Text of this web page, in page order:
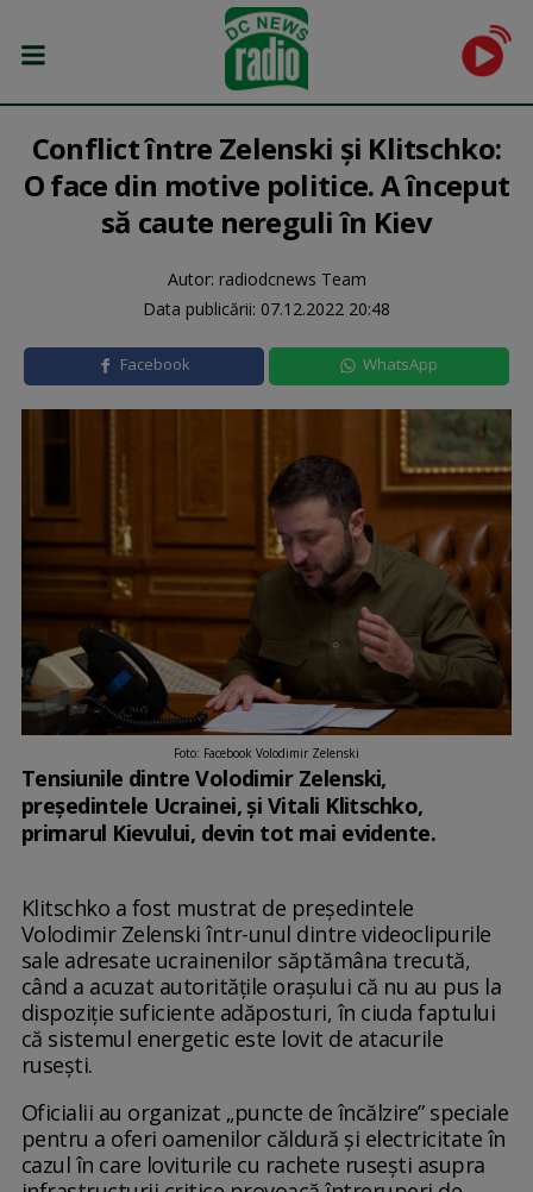
Conflict între Zelenski și Klitschko:
O face din motive politice. A început
să caute nereguli în Kiev
Autor: radiodcnews Team
Data publicării: 07.12.2022 20:48
Facebook WhatsApp
Foto: Facebook Volodimir Zelenski
Tensiunile dintre Volodimir Zelenski,
președintele Ucrainei, și Vitali Klitschko,
primarul Kievului, devin tot mai evidente.
Klitschko a fost mustrat de președintele
Volodimir Zelenski într-unul dintre videoclipurile
sale adresate ucrainenilor săptămâna trecută,
când a acuzat autoritățile orașului că nu au pus la
dispoziție suficiente adăposturi, în ciuda faptului
că sistemul energetic este lovit de atacurile
rusești.
Oficialii au organizat „puncte de încălzire” speciale
pentru a oferi oamenilor căldură și electricitate în
cazul în care loviturile cu rachete rusești asupra